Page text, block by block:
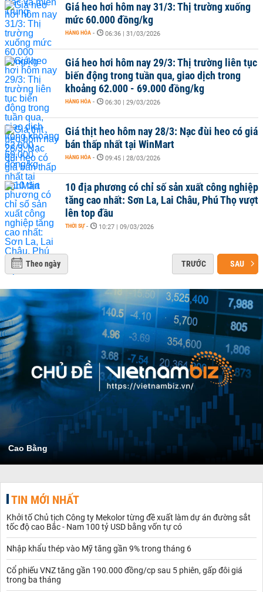
Giá heo hơi hôm nay 31/3: Thị trường xuống
mức 60.000 đồng/kg
HÀNG HÓA - 06:36 | 31/03/2026
Giá heo hơi hôm nay 29/3: Thị trường liên tục
biến động trong tuần qua, giao dịch trong
khoảng 62.000 - 69.000 đồng/kg
HÀNG HÓA - 06:30 | 29/03/2026
Giá thịt heo hôm nay 28/3: Nạc đùi heo có giá
bán thấp nhất tại WinMart
HÀNG HÓA - 09:45 | 28/03/2026
10 địa phương có chỉ số sản xuất công nghiệp
tăng cao nhất: Sơn La, Lai Châu, Phú Thọ vượt
lên top đầu
THỜI SỰ - 10:27 | 09/03/2026
Theo ngày TRƯỚC SAU
Cao Bằng
TIN MỚI NHẤT
Khởi tố Chủ tịch Công ty Mekolor từng đề xuất làm dự án đường sắt
tốc độ cao Bắc - Nam 100 tỷ USD bằng vốn tự có
Nhập khẩu thép vào Mỹ tăng gần 9% trong tháng 6
Cổ phiếu VNZ tăng gần 190.000 đồng/cp sau 5 phiên, gấp đôi giá
trong ba tháng